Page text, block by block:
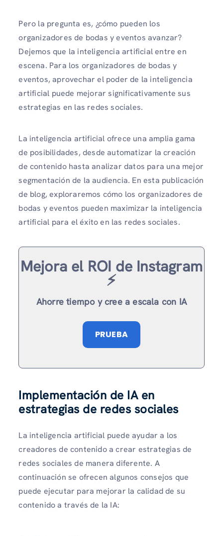
Pero la pregunta es, ¿cómo pueden los
organizadores de bodas y eventos avanzar?
Dejemos que la inteligencia artificial entre en
escena. Para los organizadores de bodas y
eventos, aprovechar el poder de la inteligencia
artificial puede mejorar significativamente sus
estrategias en las redes sociales.
La inteligencia artificial ofrece una amplia gama
de posibilidades, desde automatizar la creación
de contenido hasta analizar datos para una mejor
segmentación de la audiencia. En esta publicación
de blog, exploraremos cómo los organizadores de
bodas y eventos pueden maximizar la inteligencia
artificial para el éxito en las redes sociales.
Mejora el ROI de Instagram
⚡️
Ahorre tiempo y cree a escala con IA
PRUEBA
Implementación de IA en
estrategias de redes sociales
La inteligencia artificial puede ayudar a los
creadores de contenido a crear estrategias de
redes sociales de manera diferente. A
continuación se ofrecen algunos consejos que
puede ejecutar para mejorar la calidad de su
contenido a través de la IA: